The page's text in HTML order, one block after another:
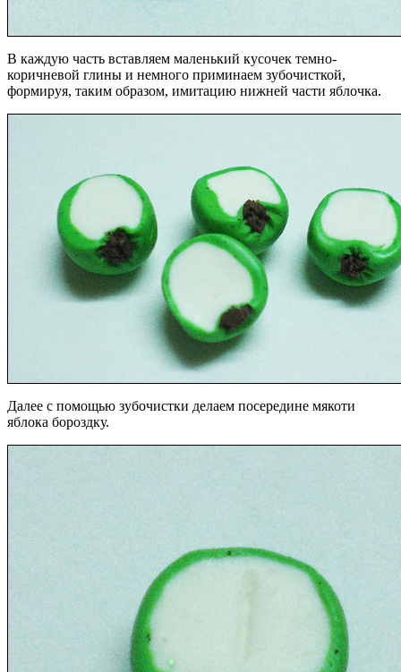
В каждую часть вставляем маленький кусочек темно-
коричневой глины и немного приминаем зубочисткой,
формируя, таким образом, имитацию нижней части яблочка.
Далее с помощью зубочистки делаем посередине мякоти
яблока бороздку.